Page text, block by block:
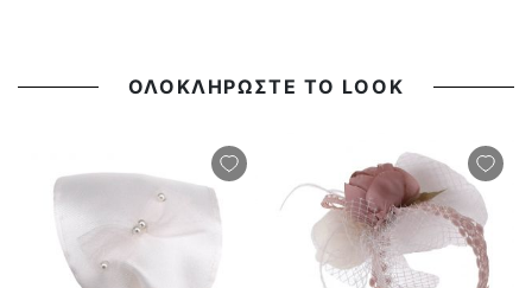
ΟΛΟΚΛΗΡΩΣΤΕ ΤΟ LOOK